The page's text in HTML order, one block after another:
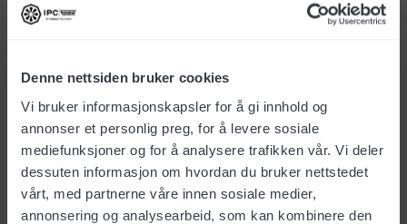
Denne nettsiden bruker cookies
Vi bruker informasjonskapsler for å gi innhold og
annonser et personlig preg, for å levere sosiale
mediefunksjoner og for å analysere trafikken vår. Vi deler
dessuten informasjon om hvordan du bruker nettstedet
vårt, med partnerne våre innen sosiale medier,
annonsering og analysearbeid, som kan kombinere den
Art.nr.: 148100
Produktinfo.